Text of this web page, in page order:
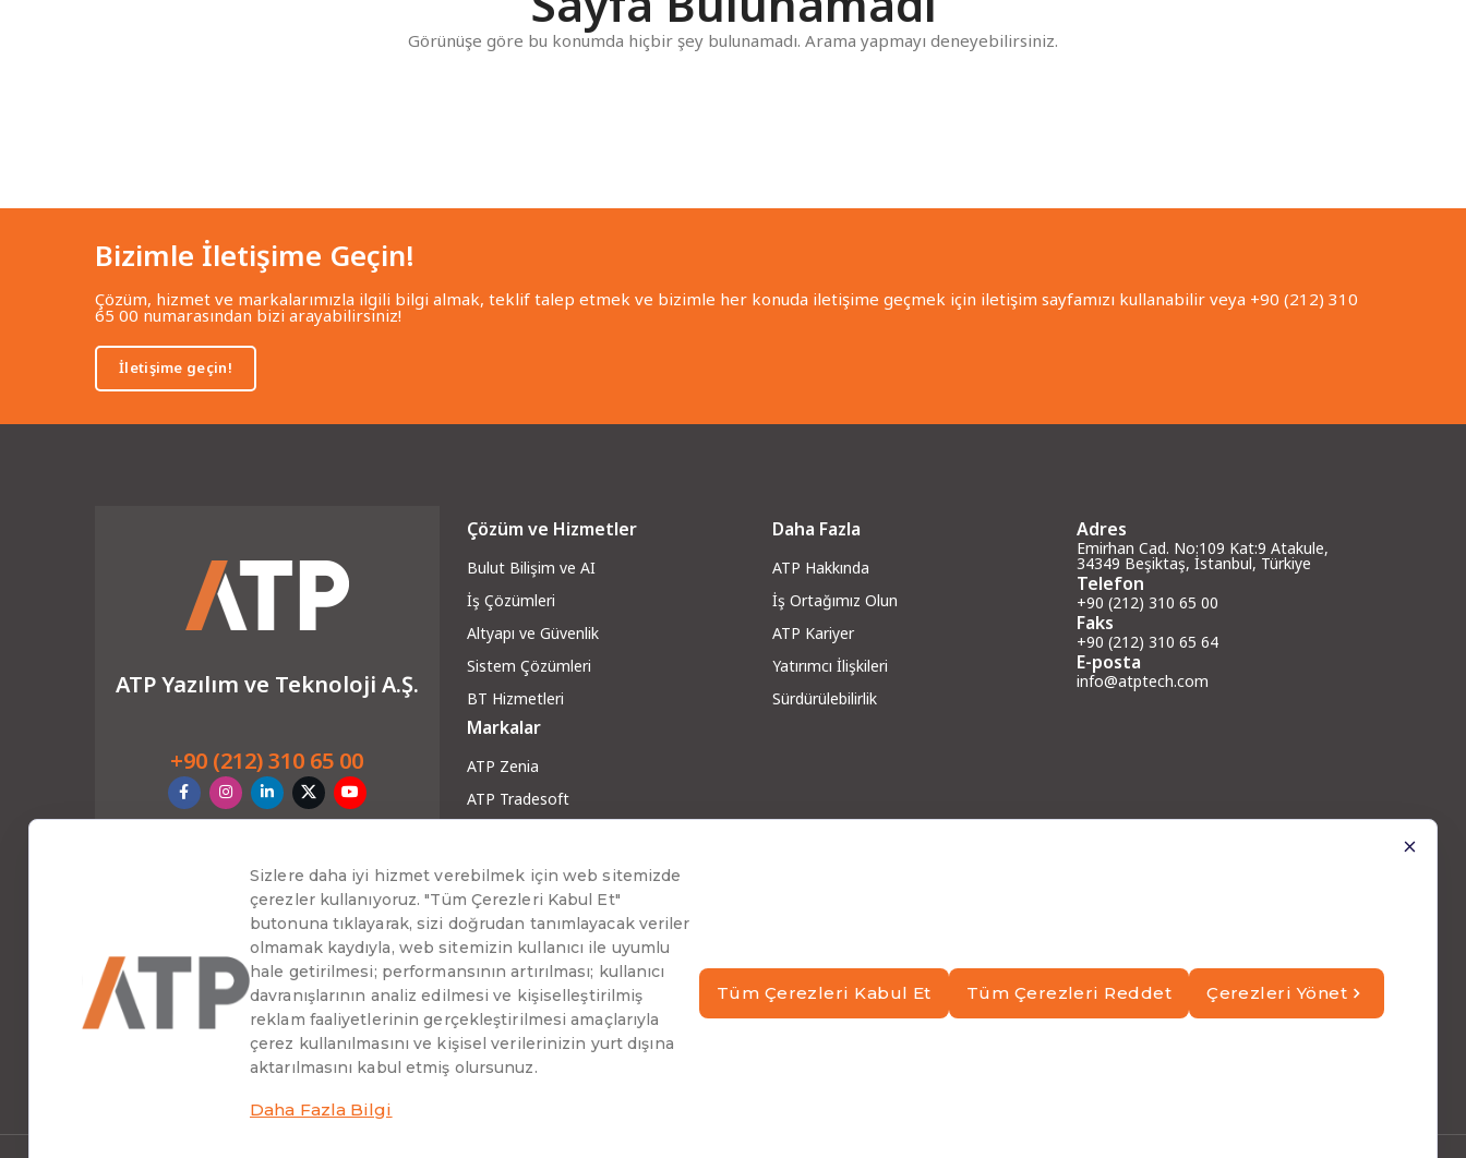
Görünüşe göre bu konumda hiçbir şey bulunamadı. Arama yapmayı deneyebilirsiniz.
Bizimle İletişime Geçin!
Çözüm, hizmet ve markalarımızla ilgili bilgi almak, teklif talep etmek ve bizimle her konuda iletişime geçmek için iletişim sayfamızı kullanabilir veya +90 (212) 310
65 00 numarasından bizi arayabilirsiniz!
İletişime geçin!
ATP Yazılım ve Teknoloji A.Ş.
+90 (212) 310 65 00
Çözüm ve Hizmetler
Bulut Bilişim ve AI
İş Çözümleri
Altyapı ve Güvenlik
Sistem Çözümleri
BT Hizmetleri
Markalar
ATP Zenia
ATP Tradesoft
ATP RobotX
Haber ve Makaleler
Blog ve Yazılar
Haberler
Webinar ve Teknoloji Sohbetleri
Başarı Hikayeleri
Daha Fazla
ATP Hakkında
İş Ortağımız Olun
ATP Kariyer
Yatırımcı İlişkileri
Sürdürülebilirlik
Adres
Emirhan Cad. No:109 Kat:9 Atakule,
34349 Beşiktaş, İstanbul, Türkiye
Telefon
+90 (212) 310 65 00
Faks
+90 (212) 310 65 64
E-posta
info@atptech.com